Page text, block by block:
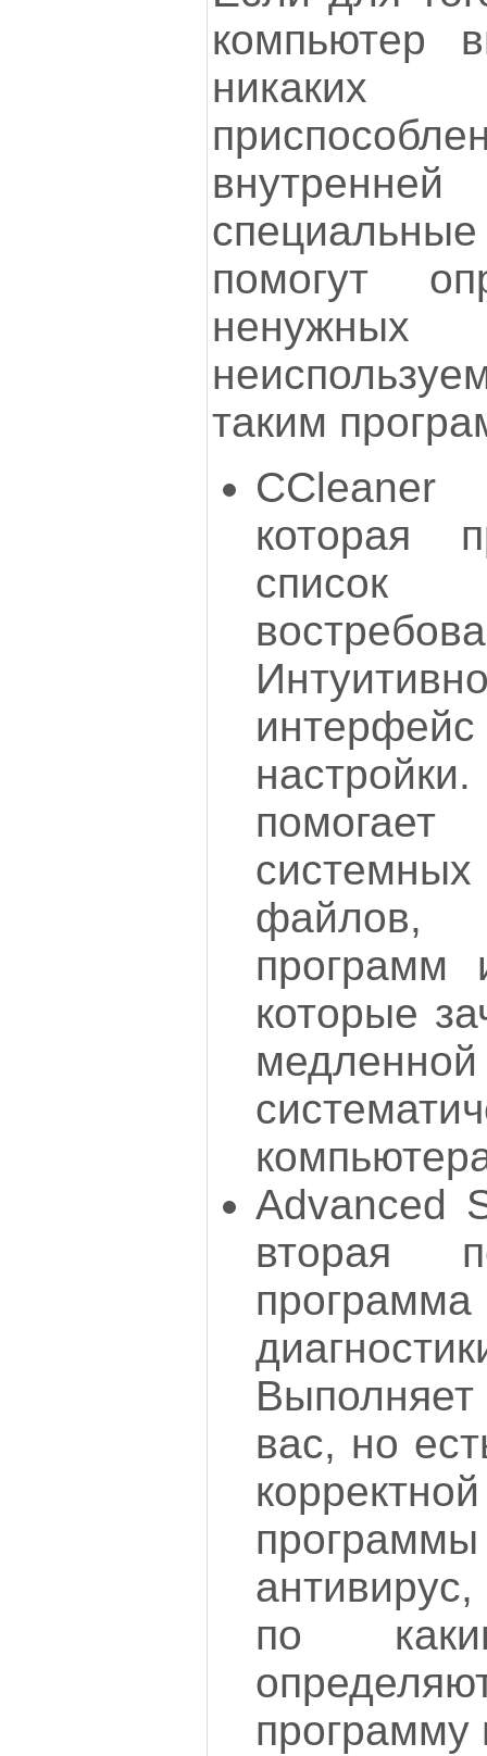
компьютер
помогут
таким
которая
файлов,
программ
которые
Advanced
вторая
вас, но
по
программу